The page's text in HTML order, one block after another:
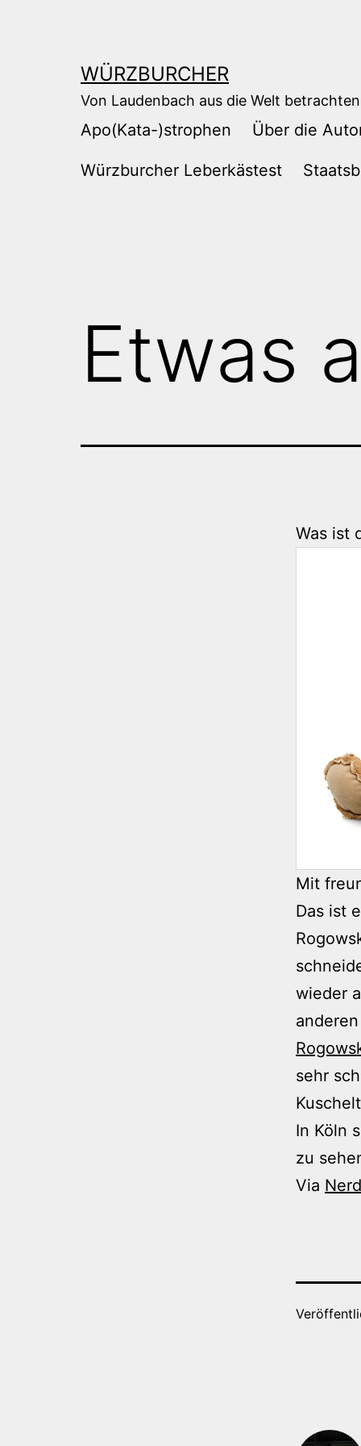
WÜRZBURCHER
Von Laudenbach aus die Welt betrachten
Apo(Kata-)strophen Über die
Würzburcher Leberkästest
Etwas
Was ist
Mit
Das ist
wieder
sehr
In Köln
zu
Via